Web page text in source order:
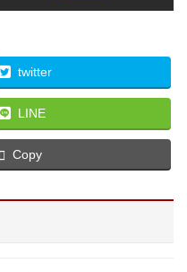
twitter
LINE
Copy